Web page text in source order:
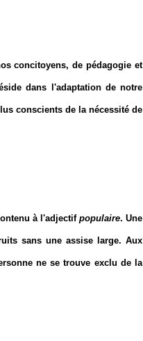
concitoyens, de pédagogie et
dans l'adaptation de notre
conscients de la nécessité de
à l'adjectif populaire. Une
sans une assise large. Aux
ne se trouve exclu de la